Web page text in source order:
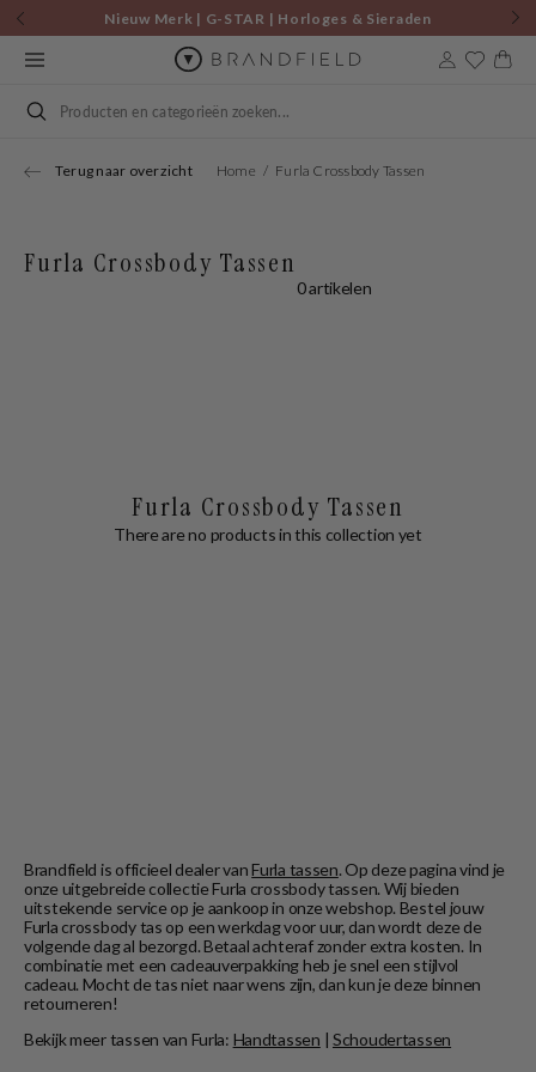
Skip to
content
Nieuw Merk | G-STAR | Horloges & Sieraden
Cart
Search
Terug naar overzicht Home Furla Crossbody Tassen
Furla Crossbody Tassen
0 artikelen
Furla Crossbody Tassen
There are no products in this collection yet
Brandfield is officieel dealer vanFurla tassen. Op deze pagina vind je
onze uitgebreide collectie Furla crossbody tassen. Wij bieden
uitstekende service op je aankoop in onze webshop. Bestel jouw
Furla crossbody tas op een werkdag voor uur, dan wordt deze de
volgende dag al bezorgd. Betaal achteraf zonder extra kosten. In
combinatie met een cadeauverpakking heb je snel een stijlvol
cadeau. Mocht de tas niet naar wens zijn, dan kun je deze binnen
retourneren!
Bekijk meer tassen van Furla: Handtassen Schoudertassen